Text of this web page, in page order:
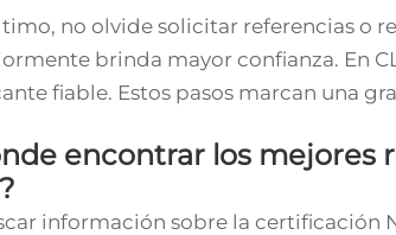
no olvide solicitar referencias o
brinda mayor confianza. En
fiable. Estos pasos marcan una
encontrar los mejores
información sobre la certificación